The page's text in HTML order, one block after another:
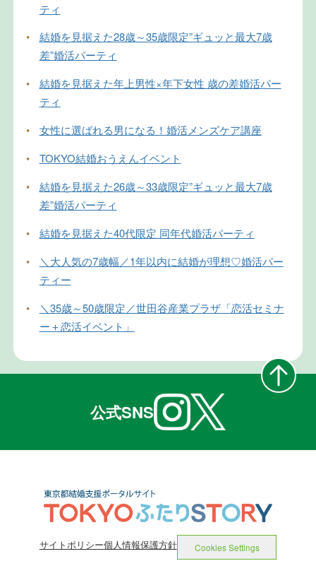
ティ
•
結婚を見据えた28歳～35歳限定”ギュッと最大7歳
差”婚活パーティ
•
結婚を見据えた年上男性×年下女性 歳の差婚活パー
ティ
•
女性に選ばれる男になる！婚活メンズケア講座
•
TOKYO結婚おうえんイベント
•
結婚を見据えた26歳～33歳限定”ギュッと最大7歳
差”婚活パーティ
•
結婚を見据えた40代限定 同年代婚活パーティ
•
＼大人気の7歳幅／1年以内に結婚が理想♡婚活パー
ティー
•
＼35歳～50歳限定／世田谷産業プラザ「恋活セミナ
ー＋恋活イベント」
公式SNS
サイトポリシー個人情報保護方針 Cookies Settings